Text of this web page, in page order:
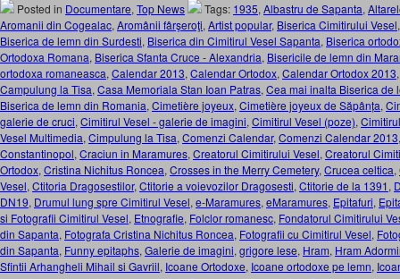
Posted in Documentare, Top News Tags: 1935, Albastru de Sapanta,
Aromanii din Cogealac, Aromânii fârşeroţi, Artist popular, Biserica Cimitirului Vesel
Biserica de lemn din Surdesti, Biserica din Cimitirul Vesel Sapanta, Biserica
Ortodoxa Romana, Biserica Sfanta Cruce - Alexandria, Bisericile de lemn din
ortodoxa romaneasca, Calendar 2013, Calendar Ortodox, Calendar Ortodox 2013
Campulung la Tisa, Casa Memoriala Stan Ioan Patras, Cea mai inalta Biserica de
Biserica de lemn din Romania, Cimetière joyeux, Cimetière joyeux de Săpânța,
galerie de cruci, Cimitirul Vesel - galerie de imagini, Cimitirul Vesel (poze),
Vesel Multimedia, Cimpulung la Tisa, Comenzi Calendar, Comenzi Calendar 2013
Constantinopol, Craciun in Maramures, Creatorul Cimitirului Vesel, Creatorul
Ortodox, Cristina Nichitus Roncea, Crosses in the Merry Cemetery, Crucea celtica,
Vesel, Ctitoria Dragosestilor, Ctitorie a voievozilor Dragosesti, Ctitorie de la 1391,
DN19, Drumul lung spre Cimitirul Vesel, e-Maramures, eMaramures, Epitafuri,
si Fotografii Cimitirul Vesel, Etnografie, Folclor romanesc, Fondatorul Cimitirului
din Sapanta, Fotografa Cristina Nichitus Roncea, Fotografii cu Cimitirul Vesel,
din Sapanta, Funny epitaphs, Galerie de imagini, grigore lese, Hram, Hram
Sfintii Arhangheli Mihail si Gavriil, Icoane Ortodoxe, Icoane ortodoxe pe lemn,